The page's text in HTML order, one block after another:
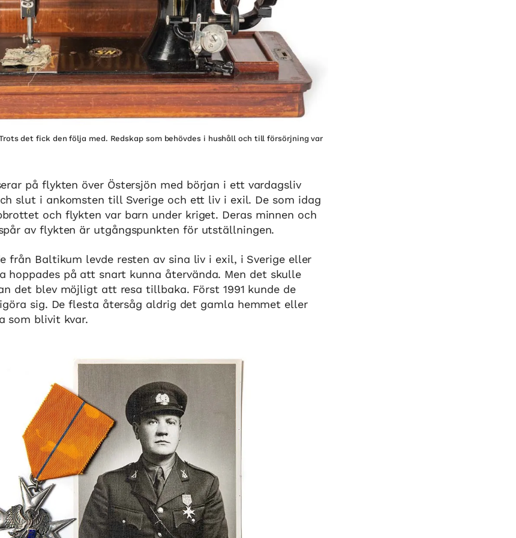
det fick den följa med. Redskap som behövdes i hushåll och till försörjning var
på flykten över Östersjön med början i ett vardagsliv
slut i ankomsten till Sverige och ett liv i exil. De som idag
och flykten var barn under kriget. Deras minnen och
av flykten är utgångspunkten för utställningen.
från Baltikum levde resten av sina liv i exil, i Sverige eller
hoppades på att snart kunna återvända. Men det skulle
det blev möjligt att resa tillbaka. Först 1991 kunde de
sig. De flesta återsåg aldrig det gamla hemmet eller
som blivit kvar.